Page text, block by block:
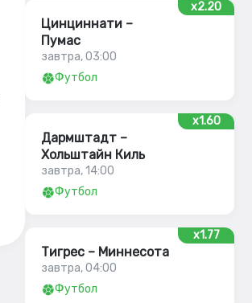
x2.20
Цинциннати –
Пумас
завтра, 03:00
Футбол
x1.60
Дармштадт –
Хольштайн Киль
завтра, 14:00
Футбол
x1.77
Тигрес – Миннесота
завтра, 04:00
Футбол